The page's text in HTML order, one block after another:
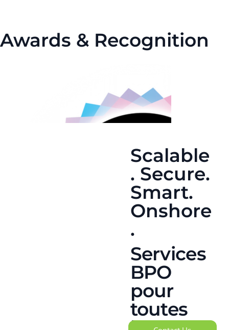
Awards & Recognition
Scalable
. Secure.
Smart.
Onshore
.
Services
BPO
pour
toutes